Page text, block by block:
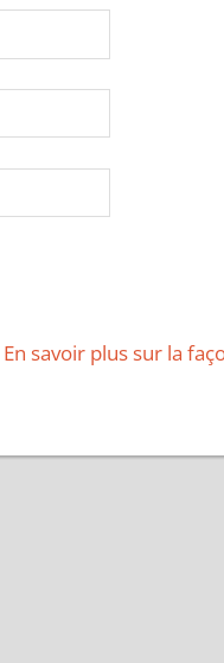
En savoir plus sur la